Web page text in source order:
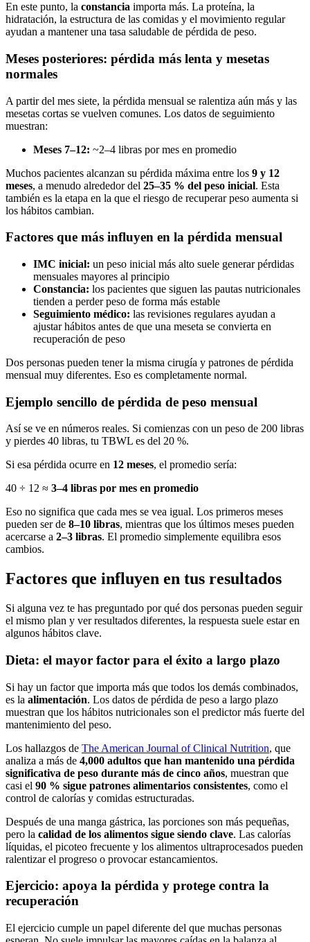
En este punto, la constancia importa más. La proteína, la
hidratación, la estructura de las comidas y el movimiento regular
ayudan a mantener una tasa saludable de pérdida de peso.
Meses posteriores: pérdida más lenta y mesetas
normales
A partir del mes siete, la pérdida mensual se ralentiza aún más y las
mesetas cortas se vuelven comunes. Los datos de seguimiento
muestran:
Meses 7–12: ~2–4 libras por mes en promedio
Muchos pacientes alcanzan su pérdida máxima entre los 9 y 12
meses, a menudo alrededor del 25–35 % del peso inicial. Esta
también es la etapa en la que el riesgo de recuperar peso aumenta si
los hábitos cambian.
Factores que más influyen en la pérdida mensual
IMC inicial: un peso inicial más alto suele generar pérdidas
mensuales mayores al principio
Constancia: los pacientes que siguen las pautas nutricionales
tienden a perder peso de forma más estable
Seguimiento médico: las revisiones regulares ayudan a
ajustar hábitos antes de que una meseta se convierta en
recuperación de peso
Dos personas pueden tener la misma cirugía y patrones de pérdida
mensual muy diferentes. Eso es completamente normal.
Ejemplo sencillo de pérdida de peso mensual
Así se ve en números reales. Si comienzas con un peso de 200 libras
y pierdes 40 libras, tu TBWL es del 20 %.
Si esa pérdida ocurre en 12 meses, el promedio sería:
40 ÷ 12 ≈ 3–4 libras por mes en promedio
Eso no significa que cada mes se vea igual. Los primeros meses
pueden ser de 8–10 libras, mientras que los últimos meses pueden
acercarse a 2–3 libras. El promedio simplemente equilibra esos
cambios.
Factores que influyen en tus resultados
Si alguna vez te has preguntado por qué dos personas pueden seguir
el mismo plan y ver resultados diferentes, la respuesta suele estar en
algunos hábitos clave.
Dieta: el mayor factor para el éxito a largo plazo
Si hay un factor que importa más que todos los demás combinados,
es la alimentación. Los datos de pérdida de peso a largo plazo
muestran que los hábitos nutricionales son el predictor más fuerte del
mantenimiento del peso.
Los hallazgos de The American Journal of Clinical Nutrition, que
analiza a más de 4,000 adultos que han mantenido una pérdida
significativa de peso durante más de cinco años, muestran que
casi el 90 % sigue patrones alimentarios consistentes, como el
control de calorías y comidas estructuradas.
Después de una manga gástrica, las porciones son más pequeñas,
pero la calidad de los alimentos sigue siendo clave. Las calorías
líquidas, el picoteo frecuente y los alimentos ultraprocesados pueden
ralentizar el progreso o provocar estancamientos.
Ejercicio: apoya la pérdida y protege contra la
recuperación
El ejercicio cumple un papel diferente del que muchas personas